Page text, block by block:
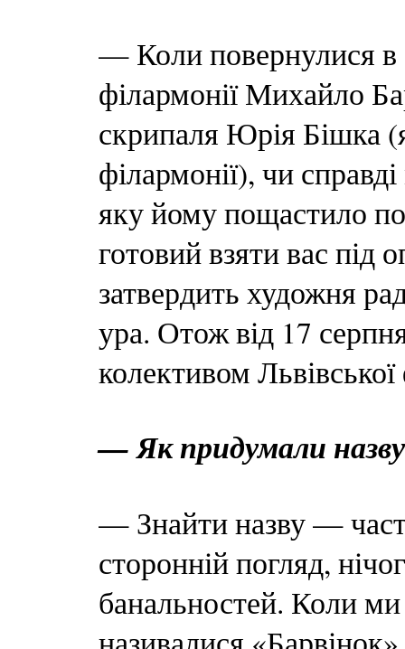
— Коли повернулися в
філармонії Михайло
скрипаля Юрія Бішка
філармонії), чи
яку йому пощастило
готовий взяти вас під
затвердить художня
ура. Отож від 17
колективом Львівської
— Як придумали
— Знайти назву —
сторонній погляд,
банальностей. Коли